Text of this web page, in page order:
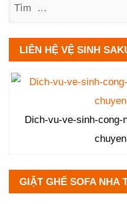
LIÊN HỆ VỆ SINH
Dich-vu-ve-sinh-cong-
GIẶT GHẾ SOFA NHA